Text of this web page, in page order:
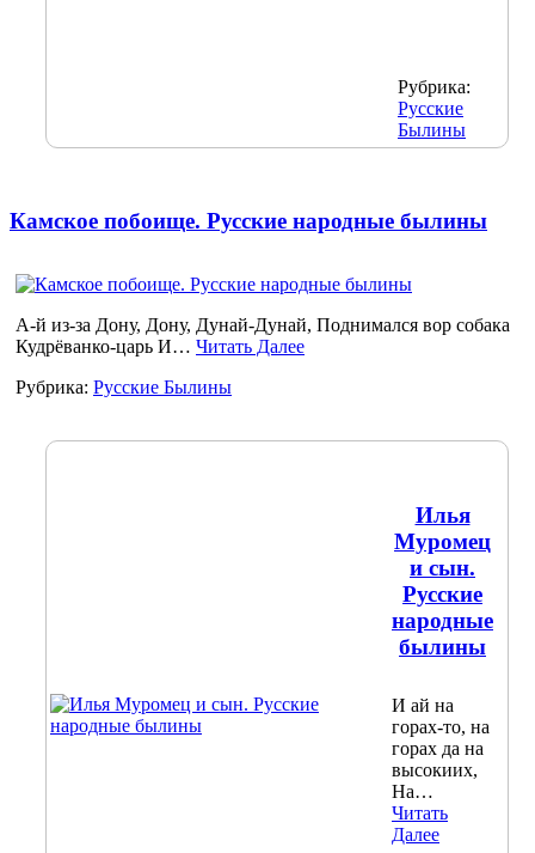
Рубрика:
Русские
Былины
Камское побоище. Русские народные былины
А-й из-за Дону, Дону, Дунай-Дунай, Поднимался вор собака
Кудрёванко-царь И… Читать Далее
Рубрика: Русские Былины
Илья
Муромец
и сын.
Русские
народные
былины
И ай на
горах-то, на
горах да на
высокиих,
На…
Читать
Далее